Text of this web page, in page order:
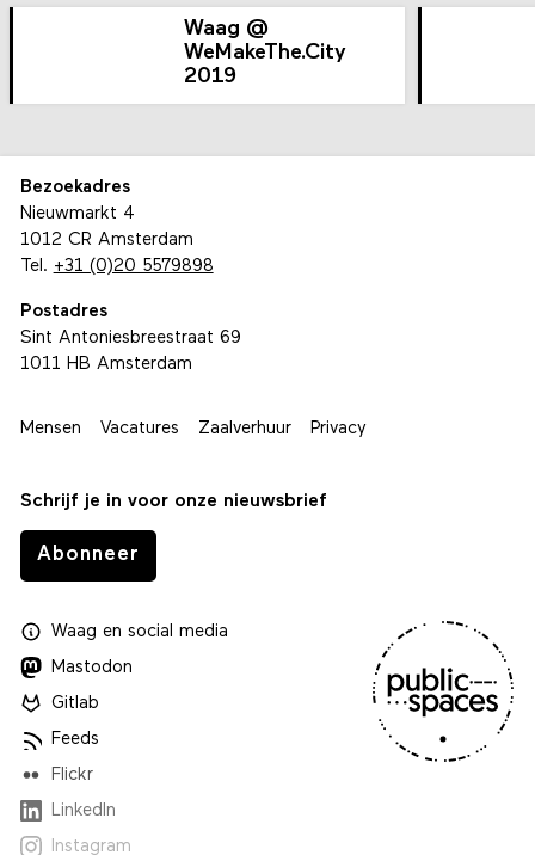
Waag @
WeMakeThe.City
2019
Bezoekadres
Nieuwmarkt 4
1012 CR Amsterdam
Tel. +31 (0)20 5579898
Postadres
Sint Antoniesbreestraat 69
1011 HB Amsterdam
Mensen Vacatures Zaalverhuur Privacy
Schrijf je in voor onze nieuwsbrief
Abonneer
Waagen social media
Mastodon
Gitlab
Feeds
Flickr
LinkedIn
Instagram